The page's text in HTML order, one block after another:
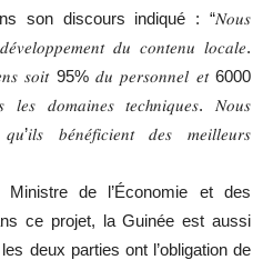
son discours indiqué : “𝑁𝑜𝑢𝑠
𝑑𝑢 𝑐𝑜𝑛𝑡𝑒𝑛𝑢 𝑙𝑜𝑐𝑎𝑙𝑒.
𝑠𝑜𝑖𝑡 95% 𝑑𝑢 𝑝𝑒𝑟𝑠𝑜𝑛𝑛𝑒𝑙 𝑒𝑡 6000
𝑙𝑒𝑠 𝑑𝑜𝑚𝑎𝑖𝑛𝑒𝑠 𝑡𝑒𝑐ℎ𝑛𝑖𝑞𝑢𝑒𝑠. 𝑁𝑜𝑢𝑠
𝑏𝑒́𝑛𝑒́𝑓𝑖𝑐𝑖𝑒𝑛𝑡 𝑑𝑒𝑠 𝑚𝑒𝑖𝑙𝑙𝑒𝑢𝑟𝑠
de l’Économie et des
ce projet, la Guinée est aussi
deux parties ont l’obligation de